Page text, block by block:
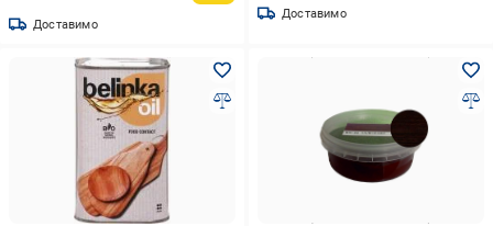
Доставимо
Доставимо